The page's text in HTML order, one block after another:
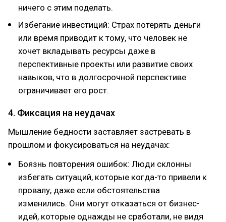
ничего с этим поделать.
Избегание инвестиций: Страх потерять деньги
или время приводит к тому, что человек не
хочет вкладывать ресурсы даже в
перспективные проекты или развитие своих
навыков, что в долгосрочной перспективе
ограничивает его рост.
4. Фиксация на неудачах
Мышление бедности заставляет застревать в
прошлом и фокусироваться на неудачах:
Боязнь повторения ошибок: Люди склонны
избегать ситуаций, которые когда-то привели к
провалу, даже если обстоятельства
изменились. Они могут отказаться от бизнес-
идей, которые однажды не сработали, не видя